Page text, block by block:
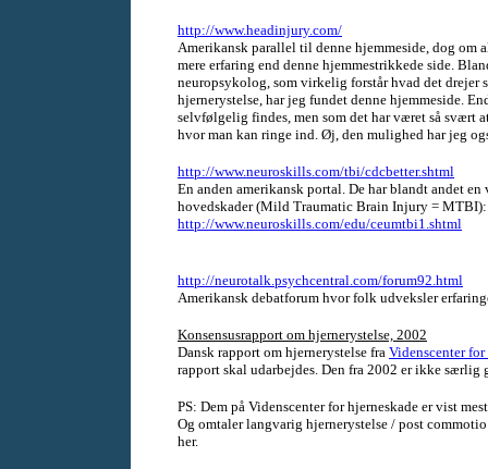
http://www.headinjury.com/
Amerikansk parallel til denne hjemmeside, dog om
mere erfaring end denne hjemmestrikkede side.
neuropsykolog, som virkelig forstår hvad det drejer
hjernerystelse, har jeg fundet denne hjemmeside.
selvfølgelig findes, men som det har været så svært
hvor man kan ringe ind. Øj, den mulighed har jeg
http://www.neuroskills.com/tbi/cdcbetter.shtml
En anden amerikansk portal. De har blandt andet
hovedskader (Mild Traumatic Brain Injury = MTBI):
http://www.neuroskills.com/edu/ceumtbi1.shtml
http://neurotalk.psychcentral.com/forum92.html
Amerikansk debatforum hvor folk udveksler
Konsensusrapport om hjernerystelse, 2002
Dansk rapport om hjernerystelse fra Videnscenter
rapport skal udarbejdes. Den fra 2002 er ikke særlig
PS: Dem på Videnscenter for hjerneskade er vist
Og omtaler langvarig hjernerystelse / post
her.